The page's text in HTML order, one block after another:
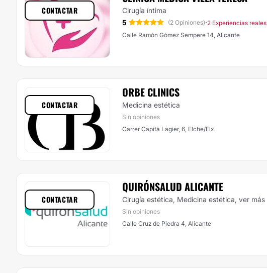
Cirugía íntima
5
(2 Opiniones)·2 Experiencias reales
Calle Ramón Gómez Sempere 14, Alicante
CONTACTAR
ORBE CLINICS
Medicina estética
Sin opiniones
Carrer Capità Lagier, 6, Elche/Elx
CONTACTAR
QUIRÓNSALUD ALICANTE
Cirugía estética, Medicina estética, ver más
Sin opiniones
Calle Cruz de Piedra 4, Alicante
CONTACTAR